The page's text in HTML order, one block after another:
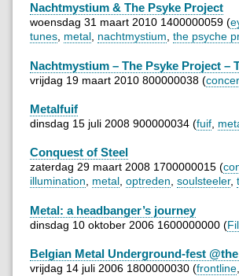
Nachtmystium & The Psyke Project
woensdag 31 maart 2010 1400000059 (
tunes metal nachtmystium the psyche
Nachtmystium – The Psyke Project –
vrijdag 19 maart 2010 800000038 (
Metalfuif
dinsdag 15 juli 2008 900000034 (fuif
Conquest of Steel
zaterdag 29 maart 2008 1700000015 (
illumination, metal, optreden, soulsteeler,
Metal: a headbanger’s journey
dinsdag 10 oktober 2006 1600000000 (
Belgian Metal Underground-fest
vrijdag 14 juli 2006 1800000030 (frontline,